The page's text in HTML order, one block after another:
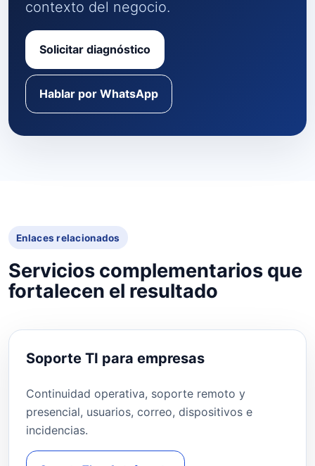
contexto del negocio.
Solicitar diagnóstico
Hablar por WhatsApp
Enlaces relacionados
Servicios complementarios que
fortalecen el resultado
Soporte TI para empresas
Continuidad operativa, soporte remoto y
presencial, usuarios, correo, dispositivos e
incidencias.